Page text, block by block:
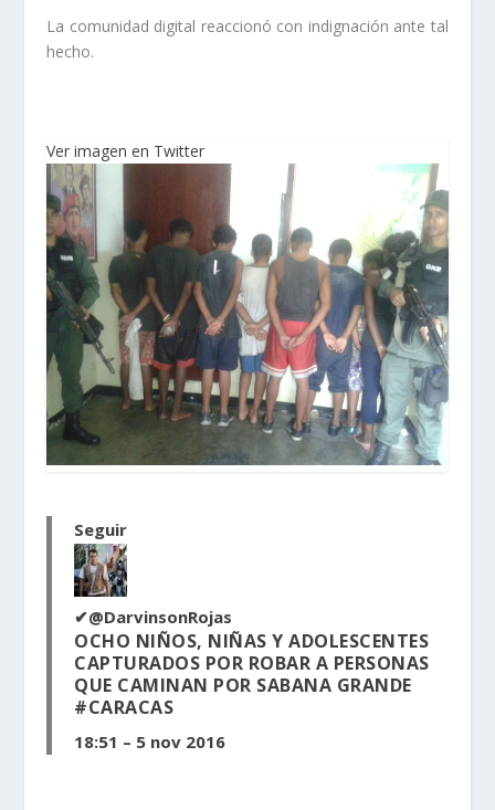
La comunidad digital reaccionó con indignación ante tal
hecho.
Ver imagen en Twitter
Seguir
✔@DarvinsonRojas
OCHO NIÑOS, NIÑAS Y ADOLESCENTES
CAPTURADOS POR ROBAR A PERSONAS
QUE CAMINAN POR SABANA GRANDE
#CARACAS
18:51 – 5 nov 2016